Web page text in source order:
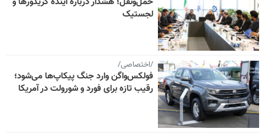
لجستیک
/اختصاصی/
فولکس‌واگن وارد جنگ پیکاپ‌ها می‌شود؛
رقیب تازه برای فورد و شورولت در آمریکا